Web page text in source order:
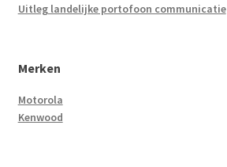
Uitleg landelijke portofoon communicatie
Merken
Motorola
Kenwood